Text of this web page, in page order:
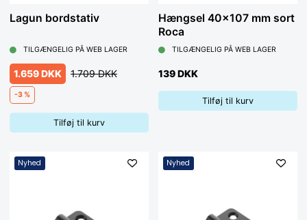
Lagun bordstativ
TILGÆNGELIG PÅ WEB LAGER
1.659 DKK 1.709 DKK
-3 %
Tilføj til kurv
Hængsel 40x107 mm sort
Roca
TILGÆNGELIG PÅ WEB LAGER
139 DKK
Tilføj til kurv
Nyhed Nyhed